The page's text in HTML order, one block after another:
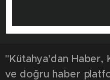
"Kütahya’dan Haber,
ve doğru haber